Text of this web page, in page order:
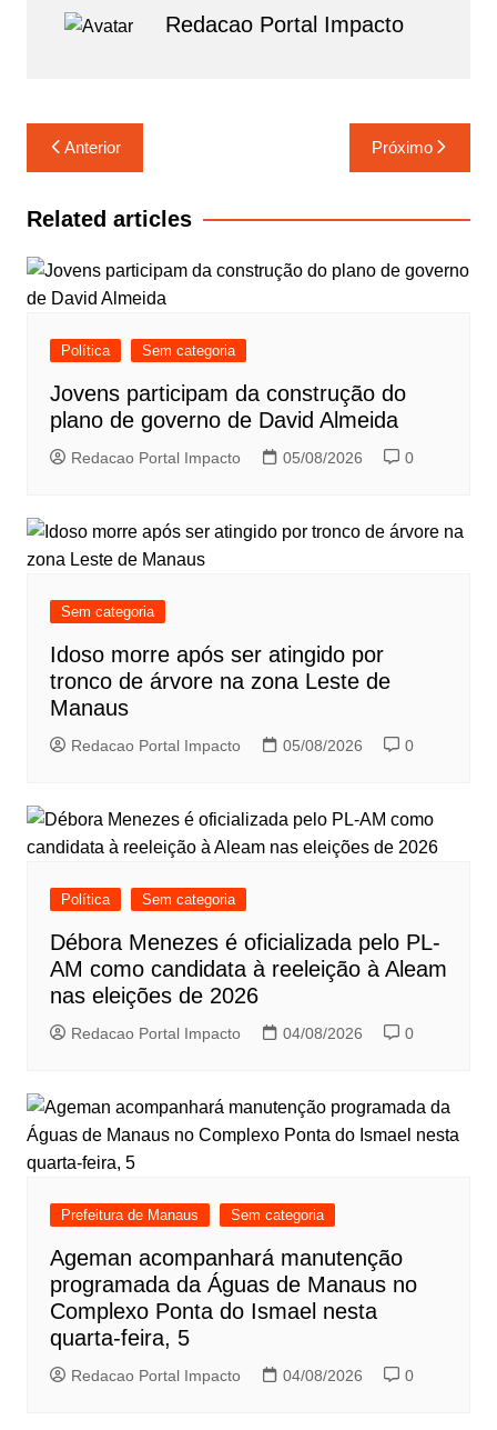
Redacao Portal Impacto
Navegação
de
Post
Anterior Próximo
Related articles
Política Sem categoria
Jovens participam da construção do
plano de governo de David Almeida
Redacao Portal Impacto 05/08/2026 0
Sem categoria
Idoso morre após ser atingido por
tronco de árvore na zona Leste de
Manaus
Redacao Portal Impacto 05/08/2026 0
Política Sem categoria
Débora Menezes é oficializada pelo PL-
AM como candidata à reeleição à Aleam
nas eleições de 2026
Redacao Portal Impacto 04/08/2026 0
Prefeitura de Manaus Sem categoria
Ageman acompanhará manutenção
programada da Águas de Manaus no
Complexo Ponta do Ismael nesta
quarta-feira, 5
Redacao Portal Impacto 04/08/2026 0